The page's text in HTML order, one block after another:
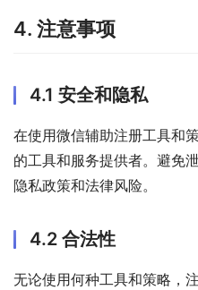
4. 注意事项
4.1 安全和隐私
在使用微信辅助注册工具和
的工具和服务提供者。避免
隐私政策和法律风险。
4.2 合法性
无论使用何种工具和策略，